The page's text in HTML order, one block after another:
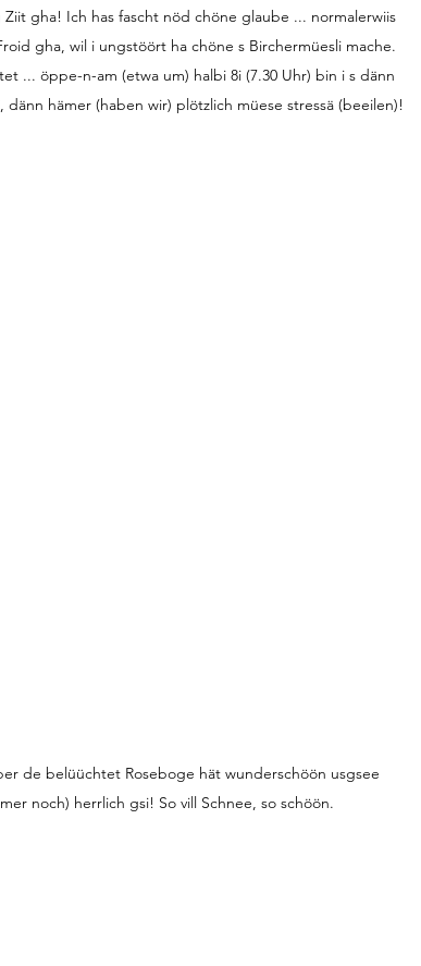
gha! Ich has fascht nöd chöne glaube ... normalerwiis
gha, wil i ungstöört ha chöne s Birchermüesli mache.
... öppe-n-am (etwa um) halbi 8i (7.30 Uhr) bin i s dänn
hämer (haben wir) plötzlich müese stressä (beeilen)!
de belüüchtet Roseboge hät wunderschöön usgsee
noch) herrlich gsi! So vill Schnee, so schöön.